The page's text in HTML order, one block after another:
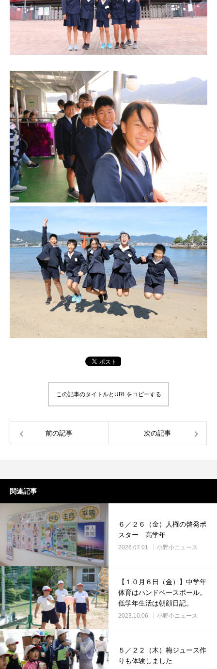
この記事のタイトルとURLをコピーする
前の記事 次の記事
関連記事
６／２６（金）人権の啓発ポ
スター 高学年
2026.07.01 小野小ニュース
【１０月６日（金）】中学年
体育はハンドベースボール。
低学年生活は朝顔日記。
2023.10.06 小野小ニュース
５／２２（木）梅ジュース作
りも体験しました